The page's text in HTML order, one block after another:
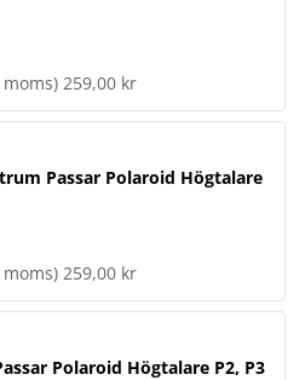
259,00 kr
Passar Polaroid Högtalare
259,00 kr
Polaroid Högtalare P2, P3